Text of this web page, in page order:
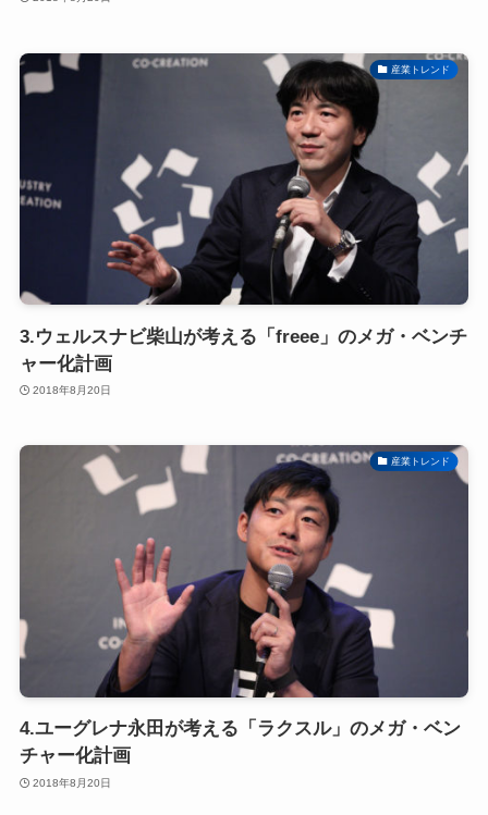
産業トレンド
3.ウェルスナビ柴山が考える「freee」のメガ・ベンチ
ャー化計画
2018年8月20日
産業トレンド
4.ユーグレナ永田が考える「ラクスル」のメガ・ベン
チャー化計画
2018年8月20日